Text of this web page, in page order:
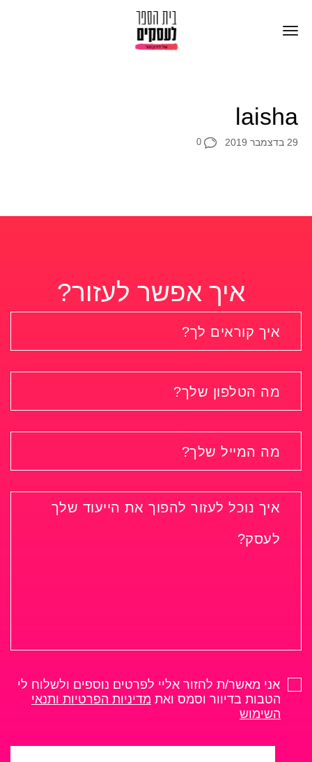
laisha
29 בדצמבר 2019 0
איך אפשר לעזור?
אני מאשר/ת לחזור אליי לפרטים נוספים ולשלוח לי
הטבות בדיוור וסמס ואת מדיניות הפרטיות ותנאי
השימוש